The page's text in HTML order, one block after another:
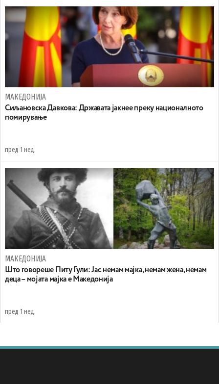
МАКЕДОНИЈА
Сиљановска Давкова: Државата јакнее преку националното
помирување
пред 1 нед.
МАКЕДОНИЈА
Што говореше Питу Гули: Јас немам мајка, немам жена, немам
деца – мојата мајка е Македонија
пред 1 нед.